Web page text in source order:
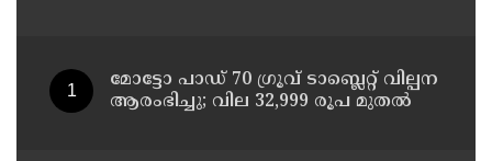
മോട്ടോ പാഡ് 70 ഗ്രൂവ് ടാബ്ലെറ്റ് വില്പന
ആരംഭിച്ചു; വില 32,999 രൂപ മുതൽ